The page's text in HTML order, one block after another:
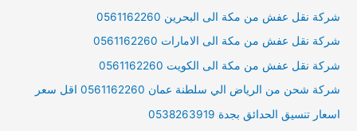
شركة نقل عفش من مكة الى البحرين 0561162260
شركة نقل عفش من مكة الى الامارات 0561162260
شركة نقل عفش من مكة الى الكويت 0561162260
شركة شحن من الرياض الي سلطنة عمان 0561162260 اقل سعر
اسعار تنسيق الحدائق بجدة 0538263919